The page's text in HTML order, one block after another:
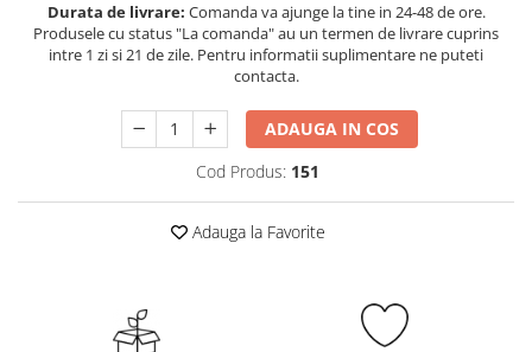
Durata de livrare: Comanda va ajunge la tine in 24-48 de ore.
Produsele cu status "La comanda" au un termen de livrare cuprins
intre 1 zi si 21 de zile. Pentru informatii suplimentare ne puteti
contacta.
ADAUGA IN COS
Cod Produs: 151
Adauga la Favorite